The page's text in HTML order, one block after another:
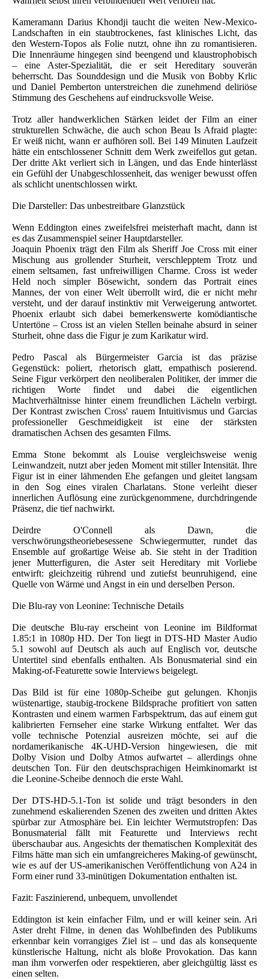
Kameramann Darius Khondji taucht die weiten New-Mexico-
Landschaften in ein staubtrockenes, fast klinisches Licht, das
den Western-Topos als Folie nutzt, ohne ihn zu romantisieren.
Die Innenräume hingegen sind beengend und klaustrophobisch
– eine Aster-Spezialität, die er seit Hereditary souverän
beherrscht. Das Sounddesign und die Musik von Bobby Krlic
und Daniel Pemberton unterstreichen die zunehmend deliriöse
Stimmung des Geschehens auf eindrucksvolle Weise.
Trotz aller handwerklichen Stärken leidet der Film an einer
strukturellen Schwäche, die auch schon Beau Is Afraid plagte:
Er weiß nicht, wann er aufhören soll. Bei 149 Minuten Laufzeit
hätte ein entschlossener Schnitt dem Werk zweifellos gut getan.
Der dritte Akt verliert sich in Längen, und das Ende hinterlässt
ein Gefühl der Unabgeschlossenheit, das weniger bewusst offen
als schlicht unentschlossen wirkt.
Die Darsteller: Das unbestreitbare Glanzstück
Wenn Eddington eines zweifelsfrei meisterhaft macht, dann ist
es das Zusammenspiel seiner Hauptdarsteller.
Joaquin Phoenix trägt den Film als Sheriff Joe Cross mit einer
Mischung aus grollender Sturheit, verschlepptem Trotz und
einem seltsamen, fast unfreiwilligen Charme. Cross ist weder
Held noch simpler Bösewicht, sondern das Portrait eines
Mannes, der von einer Welt überrollt wird, die er nicht mehr
versteht, und der darauf instinktiv mit Verweigerung antwortet.
Phoenix erlaubt sich dabei bemerkenswerte komödiantische
Untertöne – Cross ist an vielen Stellen beinahe absurd in seiner
Sturheit, ohne dass die Figur je zum Karikatur wird.
Pedro Pascal als Bürgermeister Garcia ist das präzise
Gegenstück: poliert, rhetorisch glatt, empathisch posierend.
Seine Figur verkörpert den neoliberalen Politiker, der immer die
richtigen Worte findet und dabei die eigentlichen
Machtverhältnisse hinter einem freundlichen Lächeln verbirgt.
Der Kontrast zwischen Cross' rauem Intuitivismus und Garcias
professioneller Geschmeidigkeit ist eine der stärksten
dramatischen Achsen des gesamten Films.
Emma Stone bekommt als Louise vergleichsweise wenig
Leinwandzeit, nutzt aber jeden Moment mit stiller Intensität. Ihre
Figur ist in einer lähmenden Ehe gefangen und gleitet langsam
in den Sog eines viralen Charlatans. Stone verleiht dieser
innerlichen Auflösung eine zurückgenommene, durchdringende
Präsenz, die tief nachwirkt.
Deirdre O'Connell als Dawn, die
verschwörungstheoriebesessene Schwiegermutter, rundet das
Ensemble auf großartige Weise ab. Sie steht in der Tradition
jener Mutterfiguren, die Aster seit Hereditary mit Vorliebe
entwirft: gleichzeitig rührend und zutiefst beunruhigend, eine
Quelle von Wärme und Angst in ein und derselben Person.
Die Blu-ray von Leonine: Technische Details
Die deutsche Blu-ray erscheint von Leonine im Bildformat
1.85:1 in 1080p HD. Der Ton liegt in DTS-HD Master Audio
5.1 sowohl auf Deutsch als auch auf Englisch vor, deutsche
Untertitel sind ebenfalls enthalten. Als Bonusmaterial sind ein
Making-of-Featurette sowie Interviews beigelegt.
Das Bild ist für eine 1080p-Scheibe gut gelungen. Khonjis
wüstenartige, staubig-trockene Bildsprache profitiert von satten
Kontrasten und einem warmen Farbspektrum, das auf einem gut
kalibrierten Fernseher eine starke Wirkung entfaltet. Wer das
volle technische Potenzial ausreizen möchte, sei auf die
nordamerikanische 4K-UHD-Version hingewiesen, die mit
Dolby Vision und Dolby Atmos aufwartet – allerdings ohne
deutschen Ton. Für den deutschsprachigen Heimkinomarkt ist
die Leonine-Scheibe dennoch die erste Wahl.
Der DTS-HD-5.1-Ton ist solide und trägt besonders in den
zunehmend eskalierenden Szenen des zweiten und dritten Aktes
spürbar zur Atmosphäre bei. Ein leichter Wermutstropfen: Das
Bonusmaterial fällt mit Featurette und Interviews recht
überschaubar aus. Angesichts der thematischen Komplexität des
Films hätte man sich ein umfangreicheres Making-of gewünscht,
wie es auf der US-amerikanischen Veröffentlichung von A24 in
Form einer rund 33-minütigen Dokumentation enthalten ist.
Fazit: Faszinierend, unbequem, unvollendet
Eddington ist kein einfacher Film, und er will keiner sein. Ari
Aster dreht Filme, in denen das Wohlbefinden des Publikums
erkennbar kein vorrangiges Ziel ist – und das als konsequente
künstlerische Haltung, nicht als bloße Provokation. Das kann
man ihm vorwerfen oder respektieren, aber gleichgültig lässt es
einen selten.